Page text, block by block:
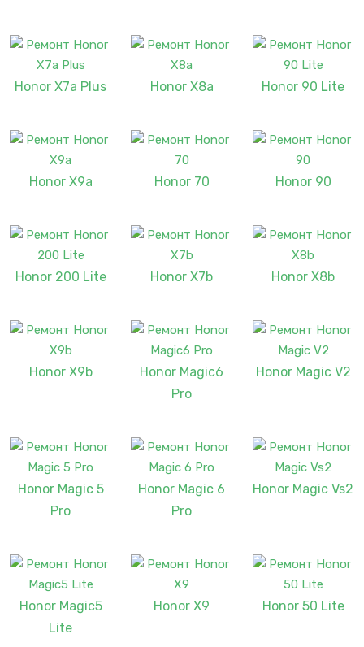
Honor X7a Plus Honor X8a Honor 90 Lite
Honor X9a Honor 70 Honor 90
Honor 200 Lite Honor X7b Honor X8b
Honor X9b
Honor Magic6
Pro
Honor Magic V2
Honor Magic 5
Pro
Honor Magic 6
Pro
Honor Magic Vs2
Honor Magic5
Lite
Honor X9 Honor 50 Lite